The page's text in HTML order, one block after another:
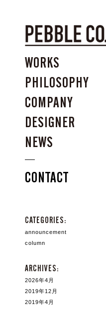
WORKS
PHILOSOPHY
COMPANY
DESIGNER
NEWS
CONTACT
CATEGORIES:
announcement
column
ARCHIVES:
2026年4月
2019年12月
2019年4月